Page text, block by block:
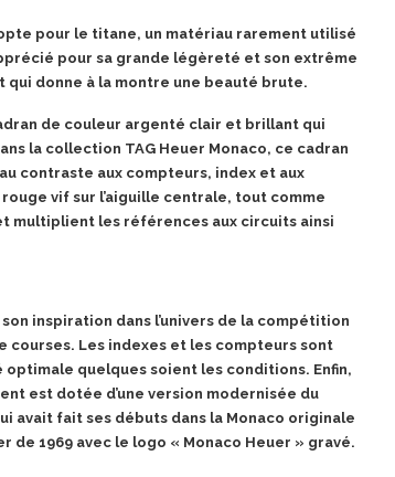
pour le titane, un matériau rarement utilisé
pour sa grande légèreté et son extrême
donne à la montre une beauté brute.
de couleur argenté clair et brillant qui
la collection TAG Heuer Monaco, ce cadran
contraste aux compteurs, index et aux
vif sur l’aiguille centrale, tout comme
multiplient les références aux circuits ainsi
inspiration dans l’univers de la compétition
Les indexes et les compteurs sont
quelques soient les conditions. Enfin,
est dotée d’une version modernisée du
avait fait ses débuts dans la Monaco originale
1969 avec le logo « Monaco Heuer » gravé.